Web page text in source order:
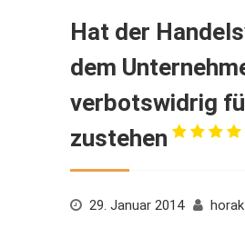
Hat der
dem
verbotswidrig
zustehen
29. Januar 2014